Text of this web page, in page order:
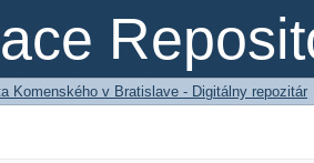
Komenského v Bratislave - Digitálny repozitár